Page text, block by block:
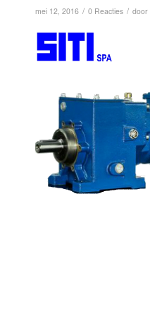
mei 12, 2016 / 0 Reacties / door